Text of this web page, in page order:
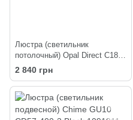
Люстра (светильник
потолочный) Opal Direct C180-
2 White
2 840 грн